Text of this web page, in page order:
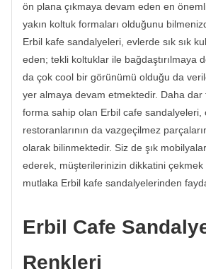
ön plana çıkmaya devam eden en
yakın koltuk formaları olduğunu
Erbil kafe sandalyeleri, evlerde sık sık
eden; tekli koltuklar ile bağdaştırılmaya
da çok cool bir görünümü olduğu da
yer almaya devam etmektedir. Daha
forma sahip olan Erbil cafe sandalyeleri,
restoranlarının da vazgeçilmez
olarak bilinmektedir. Siz de şık
ederek, müşterilerinizin dikkatini çekmek
mutlaka Erbil kafe sandalyelerinden
Erbil Cafe
Renkleri